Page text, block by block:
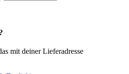
mit deiner Lieferadresse